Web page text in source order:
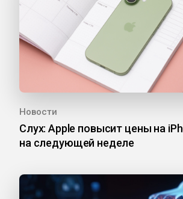
Новости
Слух: Apple повысит цены на
на следующей неделе